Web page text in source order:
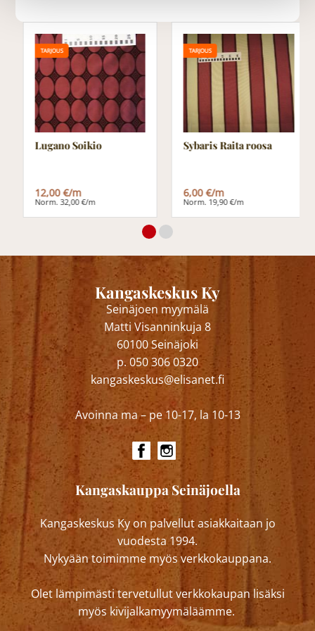
TARJOUS
Lugano Soikio
12,00 €/m
Norm. 32,00 €/m
TARJOUS
Sybaris Raita roosa
6,00 €/m
Norm. 19,90 €/m
Kangaskeskus Ky
Seinäjoen myymälä
Matti Visanninkuja 8
60100 Seinäjoki
p. 050 306 0320
kangaskeskus@elisanet.fi
Avoinna ma – pe 10-17, la 10-13
Kangaskauppa Seinäjoella
Kangaskeskus Ky on palvellut asiakkaitaan jo
vuodesta 1994.
Nykyään toimimme myös verkkokauppana.
Olet lämpimästi tervetullut verkkokaupan lisäksi
myös kivijalkamyymäläämme.